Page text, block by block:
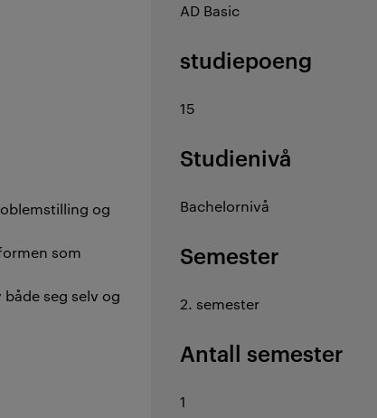
AD Basic
studiepoeng
15
Studienivå
Bachelornivå
Semester
2. semester
Antall semester
1
og
som
seg selv og